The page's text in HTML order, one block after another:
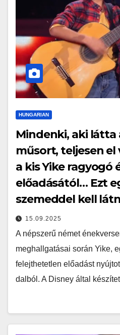
HUNGARIAN
Mindenki, aki látta
műsort, teljesen
a kis Yike ragyogó
előadásától… Ezt
szemeddel kell
15.09.2025
A népszerű német
meghallgatásai során Yike,
felejthetetlen előadást
dalból. A Disney által